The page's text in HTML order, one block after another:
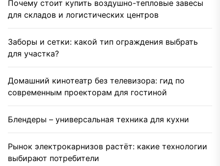
Почему стоит купить воздушно-тепловые завесы
для складов и логистических центров
Заборы и сетки: какой тип ограждения выбрать
для участка?
Домашний кинотеатр без телевизора: гид по
современным проекторам для гостиной
Блендеры – универсальная техника для кухни
Рынок электрокарнизов растёт: какие технологии
выбирают потребители